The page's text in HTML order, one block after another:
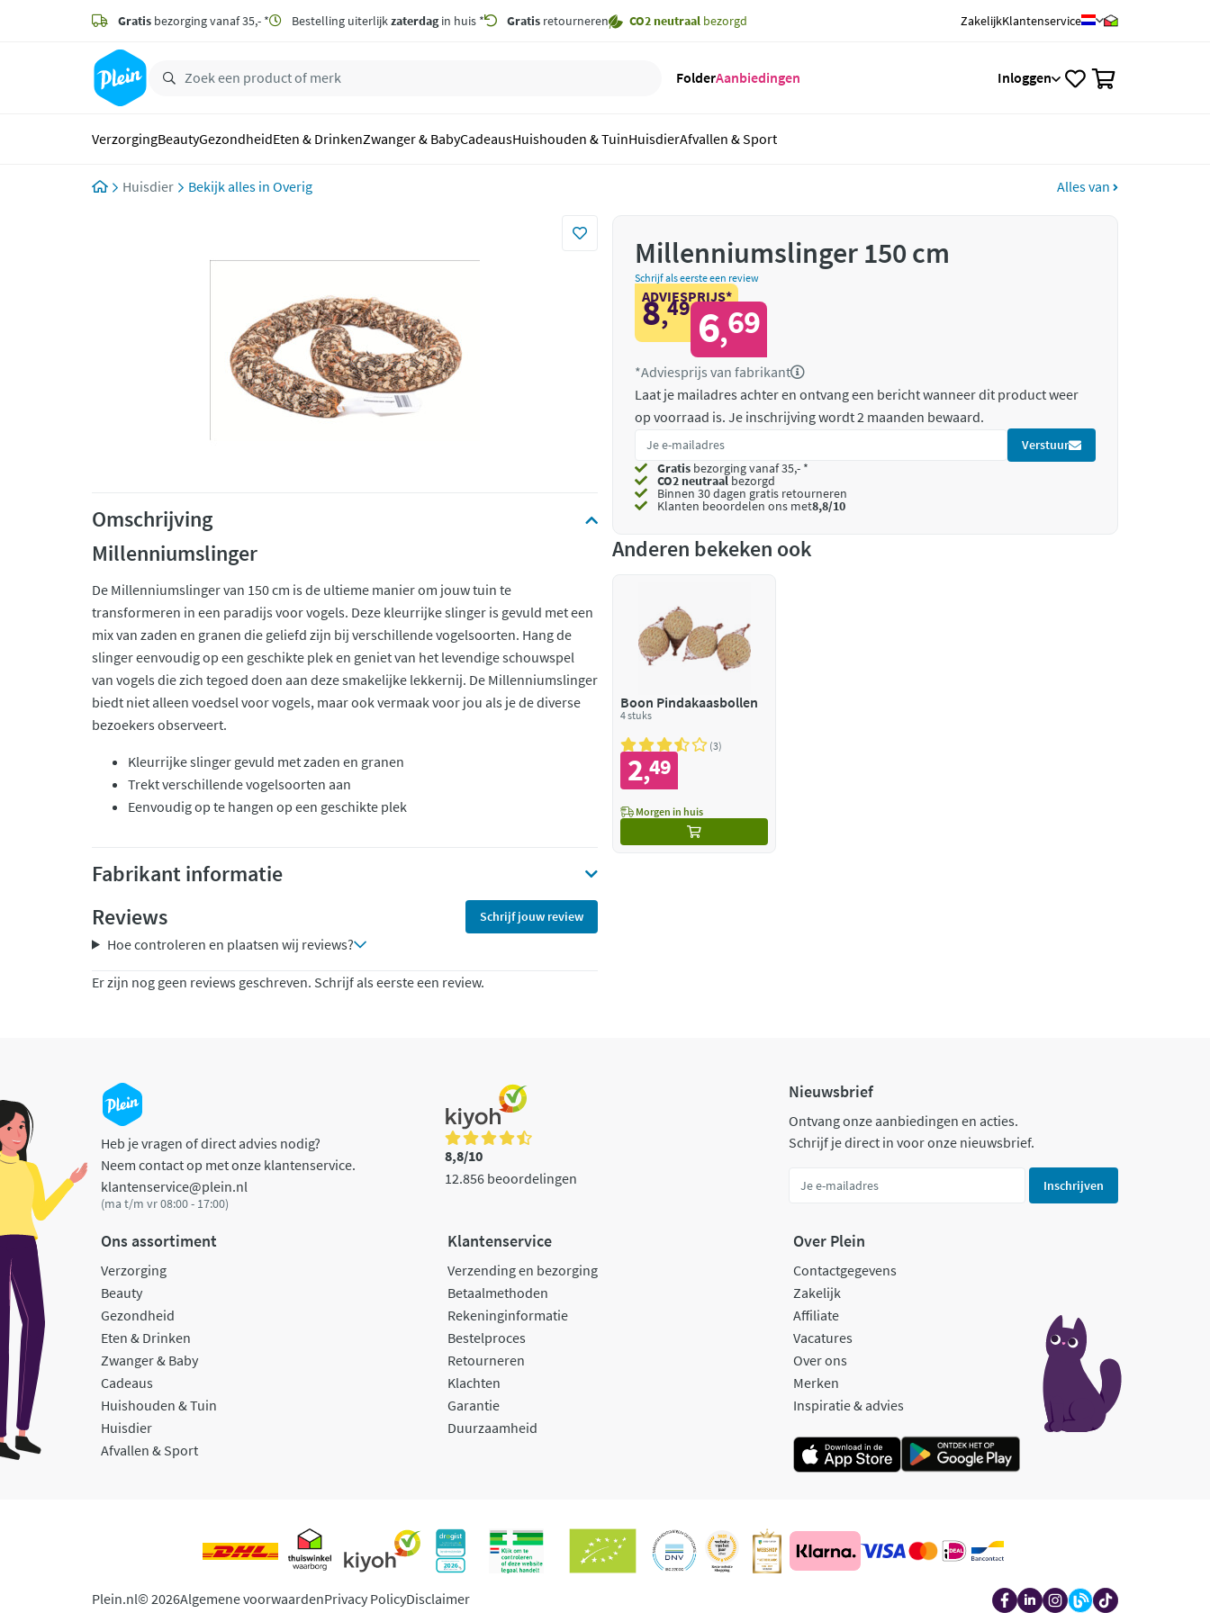
zoeken
hoofdinhoud
Gratis bezorging vanaf 35,- * Bestelling uiterlijkzaterdagin huis * Gratis retourneren CO2 neutraal bezorgd ZakelijkKlantenservice
FolderAanbiedingen Inloggen
VerzorgingBeautyGezondheidEten & DrinkenZwanger & BabyCadeausHuishouden & TuinHuisdierAfvallen & Sport
Huisdier Overig Alles van
Omschrijving
Millenniumslinger
De Millenniumslinger van 150 cm is de ultieme manier om jouw tuin te
transformeren in een paradijs voor vogels. Deze kleurrijke slinger is gevuld met een
mix van zaden en granen die geliefd zijn bij verschillende vogelsoorten. Hang de
slinger eenvoudig op een geschikte plek en geniet van het levendige schouwspel
van vogels die zich tegoed doen aan deze smakelijke lekkernij. De Millenniumslinger
biedt niet alleen voedsel voor vogels, maar ook vermaak voor jou als je de diverse
bezoekers observeert.
Kleurrijke slinger gevuld met zaden en granen
Trekt verschillende vogelsoorten aan
Eenvoudig op te hangen op een geschikte plek
Fabrikant informatie
Reviews
Schrijf jouw review
Hoe controleren en plaatsen wij reviews?
Er zijn nog geen reviews geschreven. Schrijf als eerste een review.
Millenniumslinger 150 cm
Schrijf als eerste een review
ADVIESPRIJS*
8,49 6,69
*Adviesprijs van fabrikant
Laat je mailadres achter en ontvang een bericht wanneer dit product weer
op voorraad is. Je inschrijving wordt 2 maanden bewaard.
Verstuur
Gratis bezorging vanaf 35,- *
CO2 neutraalbezorgd
Binnen 30 dagen gratis retourneren
Klanten beoordelen ons met8,8/10
Anderen bekeken ook
Boon Pindakaasbollen
4 stuks
3
2,49
Morgen in huis
Heb je vragen of direct advies nodig?
Neem contact op met onze klantenservice.
klantenservice@plein.nl
(ma t/m vr 08:00 - 17:00)
8,8/10
12.856 beoordelingen
Nieuwsbrief
Ontvang onze aanbiedingen en acties.
Schrijf je direct in voor onze nieuwsbrief.
Inschrijven
Ons assortiment
Verzorging
Beauty
Gezondheid
Eten & Drinken
Zwanger & Baby
Cadeaus
Huishouden & Tuin
Huisdier
Afvallen & Sport
Klantenservice
Verzending en bezorging
Betaalmethoden
Rekeninginformatie
Bestelproces
Retourneren
Klachten
Garantie
Duurzaamheid
Over Plein
Contactgegevens
Zakelijk
Affiliate
Vacatures
Over ons
Merken
Inspiratie & advies
Plein.nl© 2026Algemene voorwaardenPrivacy PolicyDisclaimer